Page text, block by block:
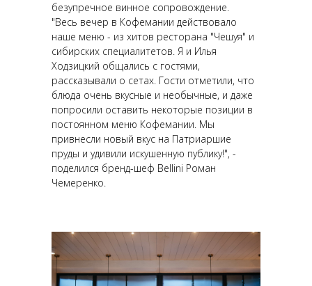
безупречное винное сопровождение.
"Весь вечер в Кофемании действовало
наше меню - из хитов ресторана "Чешуя" и
сибирских специалитетов. Я и Илья
Ходзицкий общались с гостями,
рассказывали о сетах. Гости отметили, что
блюда очень вкусные и необычные, и даже
попросили оставить некоторые позиции в
постоянном меню Кофемании. Мы
привнесли новый вкус на Патриаршие
пруды и удивили искушенную публику!", -
поделился бренд-шеф Bellini Роман
Чемеренко.